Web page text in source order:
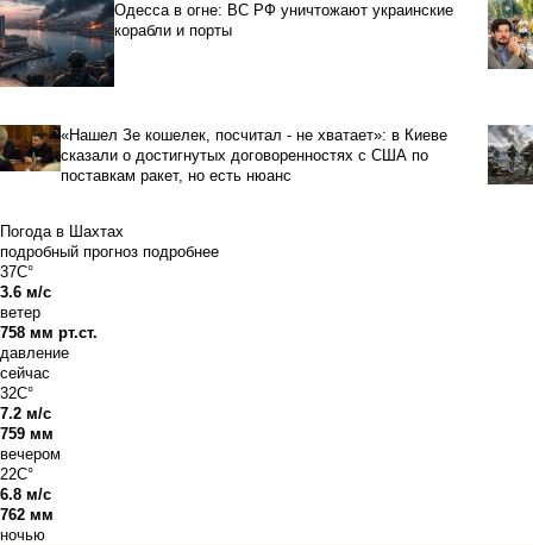
Одесса в огне: ВС РФ уничтожают украинские
корабли и порты
«Нашел Зе кошелек, посчитал - не хватает»: в Киеве
сказали о достигнутых договоренностях с США по
поставкам ракет, но есть нюанс
Погода в Шахтах
подробный прогноз подробнее
37C°
3.6 м/с
ветер
758 мм рт.ст.
давление
сейчас
32C°
7.2 м/с
759 мм
вечером
22C°
6.8 м/с
762 мм
ночью